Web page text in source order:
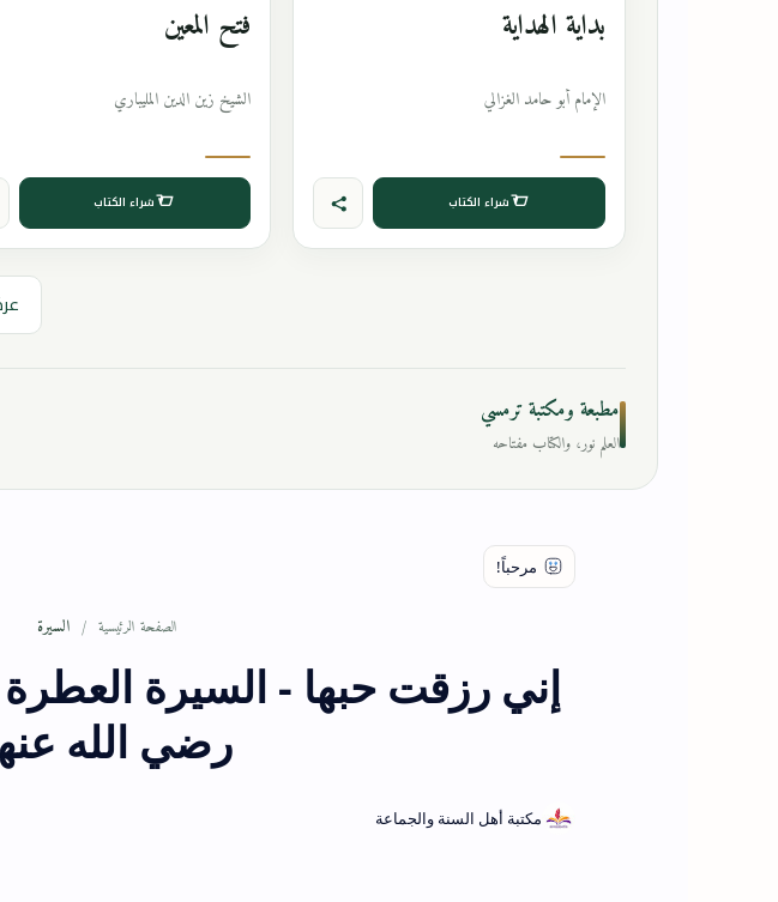
بداية الهداية
الإمام أبو حامد الغزالي
شراء الكتاب
فتح المعين
الشيخ زين الدين المليباري
شراء الكتاب
مطبعة ومكتبة ترمسي
العلم نور، والكتاب مفتاحه
الصفحة الرئيسية السيرة
إني رزقت حبها - السيرة
رضي الله